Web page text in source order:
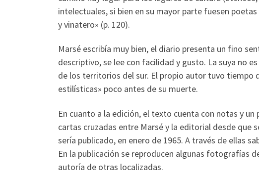
intelectuales, si bien en su mayor parte fuesen
y vinatero» (p. 120).
Marsé escribía muy bien, el diario presenta un fino
descriptivo, se lee con facilidad y gusto. La suya no
de los territorios del sur. El propio autor tuvo tiempo
estilísticas» poco antes de su muerte.
En cuanto a la edición, el texto cuenta con notas y
cartas cruzadas entre Marsé y la editorial desde que
sería publicado, en enero de 1965. A través de ellas
En la publicación se reproducen algunas fotografías
autoría de otras localizadas.